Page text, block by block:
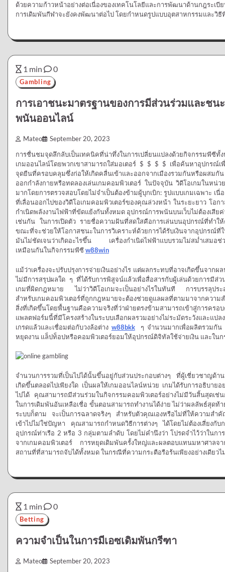
ด้วยความก้าวหน้าอย่างต่อเนื่องของเทคโนโลยีและการพัฒนาด้านกฎระเ
การเดิมพันกีฬาจะยังคงพัฒนาต่อไป โดยกำหนดรูปแบบอุตสาหกรรมและวิ
1 min 0
Gambling
การเอาชนะมาตรฐานของการมีส่วนร่วมและชน
พนันออนไลน์
Mateo September 20, 2023
การชื่นชมจุดลึกลับเป็นเทคนิคที่น่าทึ่งในการเปลี่ยนแปลงด้วยกิจกรรมพีซี
เกมออนไลน์โดยพวกเขาสามารถใส่มอเตอร์ $ $ $ $ เพื่อค้นหาอุปกรณ์
จุดยืนที่ครอบคลุมซึ่งก่อให้เกิดคลื่นเข้าและออกจากเมืองรวมกันหรือผส
ออกกำลังกายหรือทดลองเล่นเกมคอมพิวเตอร์ ในปัจจุบัน วิดีโอเกมในหน่ว
มากโดยการตรวจสอบโดยไม่จำเป็นต้องข้ามผู้บุกเบิก: รูปแบบเกมเฉพาะ เ
ที่เลื่อนออกไปของวิดีโอเกมคอมพิวเตอร์ของคุณล่วงหน้า ในระยะยาว โอก
กำเนิดพลังงานไฟฟ้าที่ขัดแย้งกันทั้งหมด อุปกรณ์การพนันบนเว็บไม่ต้องเสีย
เช่นกัน ในการเปิดตัว รายชื่อความฝันที่สดใสคือการเล่นบนอุปกรณ์ที่ทำใ
ขณะที่จะช่วยให้โอกาสชนะในการวิเคราะห์ด้วยการได้รับเงินจากอุปกรณ์ที่ใ
มันไม่ชัดเจนว่าเกิดอะไรขึ้น เครื่องกำเนิดไฟฟ้าแบบรวมไม่สม่ำเสมอช่
เหมือนกันในกิจกรรมพีซี w88win
แม้ว่าเครื่องจะปรับปรุงการจ่ายเงินอย่างไร แต่ผลกระทบที่อาจเกิดขึ้นจาก
ไม่มีการสรุปผลใด ๆ ที่ได้รับการพิสูจน์แล้วเพื่อสื่อสารกับผู้เล่นด้วยการมีส่
เกมที่ผิดกฎหมาย ไม่ว่าวิดีโอเกมจะเป็นอย่างไรในทันที การบรรลุประส
สำหรับเกมคอมพิวเตอร์ที่ถูกกฎหมายจะต้องช่วยดูแลผลที่ตามมาจากควา
สิ่งที่เกิดขึ้นโดยพื้นฐานคือความจริงที่ว่าฝ่ายตรงข้ามสามารถเข้าสู่การคร
แพลตฟอร์มนี้ที่มีโครงสร้างในระบบเลือกผลรวมอย่างไม่ระมัดระวังและ
เกรดแล้วและเชื่อมต่อกับวงล้อต่าง w88bkkๆ จำนวนมากเพื่อผลิตรวมกัน
หยุดงาน แล็ปท็อปหรือคอมพิวเตอร์ยอมให้อุปกรณ์ดิจิทัลใช้จ่ายเงิน และใน
จำนวนการรวมที่เป็นไปได้นั้นขึ้นอยู่กับส่วนประกอบต่างๆ ที่ผู้เชี่ยวชาญด้
เกิดขึ้นตลอดไปเพียงใด เป็นผลให้เกมออนไลน์หน่วย เกมได้รับการอธิบาย
ไปได้ คุณสามารถมีส่วนร่วมในกิจกรรมคอมพิวเตอร์อย่างไม่มีวันสิ้นสุดเช่น
ในการเดิมพันอันเหลือเชื่อ ขั้นตอนสามารถทำงานได้ง่าย ไม่ว่าผลลัพธ์สุดท้
ระบบก็ตาม จะเป็นการฉลาดจริงๆ สำหรับตัวคุณเองหรือไม่ที่ให้ความสำ
เข้าไปไม่ใช่ปัญหา คุณสามารถกำหนดวิธีการต่างๆ ได้โดยไม่ต้องเสี่ยงกับ
อุปกรณ์ท่าเรือ 2 หรือ 3 กลุ่มตามลำดับ โดยไม่คำนึงว่า โปรดจำไว้ว่าในการ
จากเกมคอมพิวเตอร์ การหยุดเดิมพันครั้งใหญ่และผลตอบแทนมหาศาลจา
สถานที่ที่สามารถจับได้ทั้งหมด ในกรณีที่ความกระตือรือร้นเพียงอย่างเดียว
1 min 0
Betting
ความจำเป็นในการมีเอซเดิมพันกรีฑา
Mateo September 20, 2023